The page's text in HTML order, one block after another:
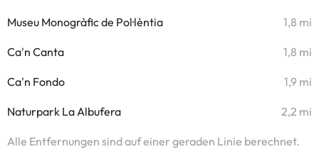
Museu Monogràfic de Pol·lèntia 1,8 mi
Ca'n Canta 1,8 mi
Ca'n Fondo 1,9 mi
Naturpark La Albufera 2,2 mi
Alle Entfernungen sind auf einer geraden Linie berechnet.